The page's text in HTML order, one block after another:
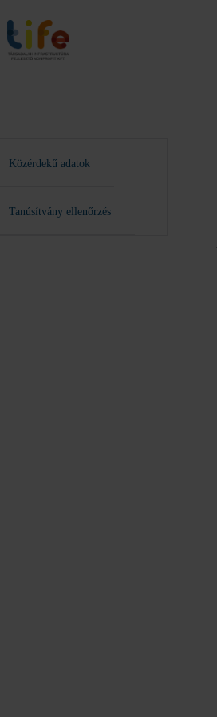
Közérdekű adatok
Tanúsítvány ellenőrzés